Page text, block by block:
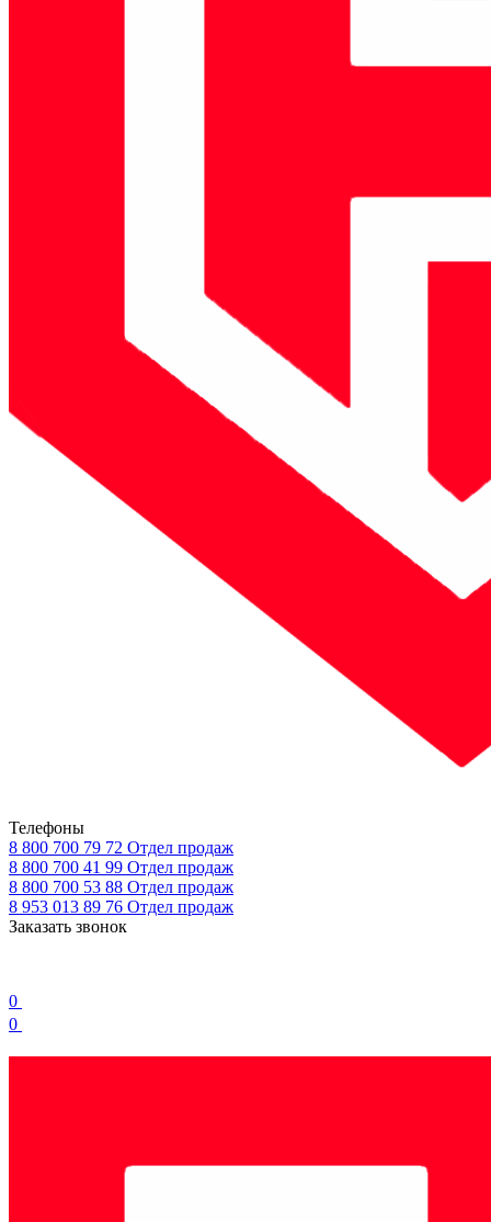
Телефоны
8 800 700 79 72 Отдел продаж
8 800 700 41 99 Отдел продаж
8 800 700 53 88 Отдел продаж
8 953 013 89 76 Отдел продаж
Заказать звонок
0
0